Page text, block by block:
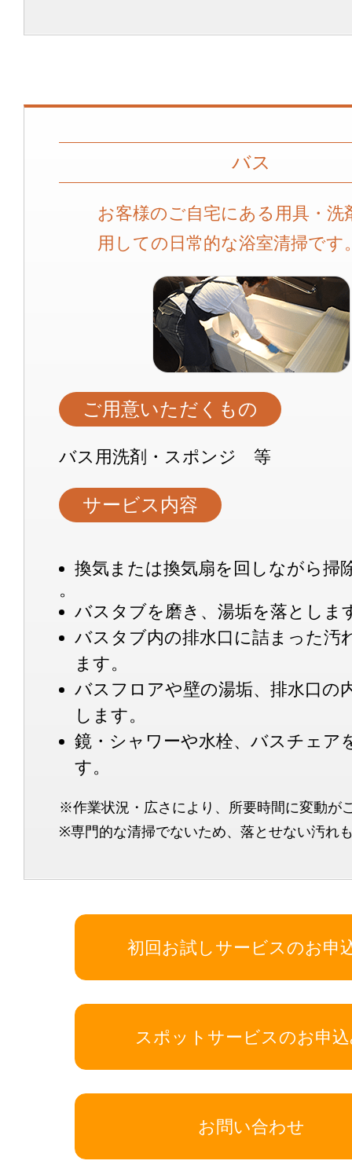
バス
お客様のご自宅にある用具・洗
用しての日常的な浴室清掃です
ご用意いただくもの
バス用洗剤・スポンジ 等
サービス内容
換気または換気扇を回しながら掃
。
バスタブを磨き、湯垢を落としま
バスタブ内の排水口に詰まった汚
ます。
バスフロアや壁の湯垢、排水口の
します。
鏡・シャワーや水栓、バスチェア
す。
※作業状況・広さにより、所要時間に変動が
※専門的な清掃でないため、落とせない汚れ
初回お試しサービスのお申
スポットサービスのお申
お問い合わせ